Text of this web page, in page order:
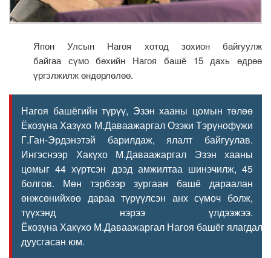
Япон Улсын Нагоя хотод зохион байгуулж
байгаа сүмо бөхийн Нагоя башё 15 дахь өдрөө
үргэлжилж өндөрлөлөө.
Нагоя башёгийн түрүү, Эзэн хааны цомын төлөө
Ёкозүна Хазүхо М.Даваажаргал Озэки Тэрүнофүжи
Г.Ган-Эрдэнэтэй барилдаж, ялалт байгуулав.
Ингэснээр Хакүхо М.Даваажаргал Эзэн хааны
цомыг 44 хүртсэн дээд амжилтаа шинэчилж, 45
болгов. Мөн тэрбээр зургаан башё дараалан
өнжсөнийхөө дараа түрүүлсэн анх сүмоч болж,
түүхэнд нэрээ үлдээжээ.
Ёкозүна Хакүхо М.Даваажаргал Нагоя башёг
дуусгасан юм.